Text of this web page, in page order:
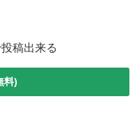
稿出来る
料)